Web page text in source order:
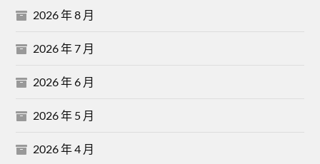
2026 年 8 月
2026 年 7 月
2026 年 6 月
2026 年 5 月
2026 年 4 月